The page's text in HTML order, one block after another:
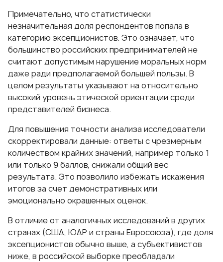
Примечательно, что статистически
незначительная доля респондентов попала в
категорию эксепционистов. Это означает, что
большинство российских предпринимателей не
считают допустимым нарушение моральных норм
даже ради предполагаемой большей пользы. В
целом результаты указывают на относительно
высокий уровень этической ориентации среди
представителей бизнеса.
Для повышения точности анализа исследователи
скорректировали данные: ответы с чрезмерным
количеством крайних значений, например только 1
или только 9 баллов, снижали общий вес
результата. Это позволило избежать искажения
итогов за счет демонстративных или
эмоционально окрашенных оценок.
В отличие от аналогичных исследований в других
странах (США, ЮАР и страны Евросоюза), где доля
эксепционистов обычно выше, а субъективистов
ниже, в российской выборке преобладали